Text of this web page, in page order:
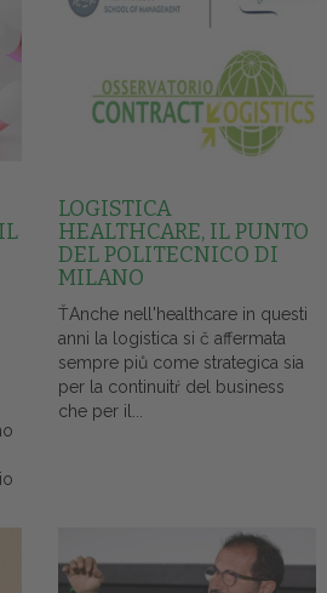
LOGISTICA
HEALTHCARE, IL PUNTO
DEL POLITECNICO DI
MILANO
ŤAnche nell'healthcare in questi
anni la logistica si č affermata
sempre piů come strategica sia
per la continuitŕ del business
che per il...